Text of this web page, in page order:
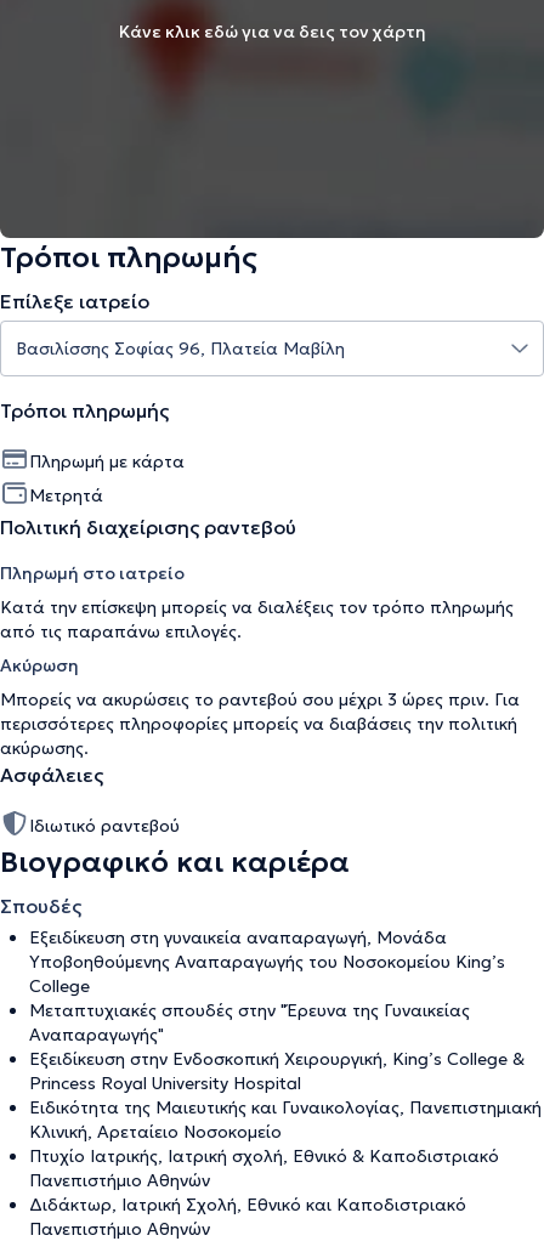
Κάνε κλικ εδώ για να δεις τον χάρτη
Τρόποι πληρωμής
Επίλεξε ιατρείο
Τρόποι πληρωμής
Πληρωμή με κάρτα
Μετρητά
Πολιτική διαχείρισης ραντεβού
Πληρωμή στο ιατρείο
Κατά την επίσκεψη μπορείς να διαλέξεις τον τρόπο πληρωμής
από τις παραπάνω επιλογές.
Ακύρωση
Μπορείς να ακυρώσεις το ραντεβού σου μέχρι 3 ώρες πριν. Για
περισσότερες πληροφορίες μπορείς να διαβάσεις την πολιτική
ακύρωσης.
Ασφάλειες
Ιδιωτικό ραντεβού
Βιογραφικό και καριέρα
Σπουδές
Εξειδίκευση στη γυναικεία αναπαραγωγή, Μονάδα
Υποβοηθούμενης Αναπαραγωγής του Νοσοκομείου King’s
College
Μεταπτυχιακές σπουδές στην "Έρευνα της Γυναικείας
Αναπαραγωγής"
Εξειδίκευση στην Ενδοσκοπική Χειρουργική, King’s College &
Princess Royal University Hospital
Ειδικότητα της Μαιευτικής και Γυναικολογίας, Πανεπιστημιακή
Κλινική, Αρεταίειο Νοσοκομείο
Πτυχίο Ιατρικής, Ιατρική σχολή, Εθνικό & Καποδιστριακό
Πανεπιστήμιο Αθηνών
Διδάκτωρ, Ιατρική Σχολή, Εθνικό και Καποδιστριακό
Πανεπιστήμιο Αθηνών